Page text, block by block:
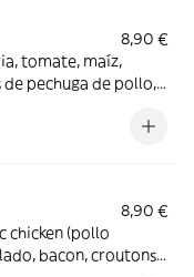
8,90 €
tomate, maíz,
pechuga de pollo,
8,90 €
chicken (pollo
bacon, croutons y